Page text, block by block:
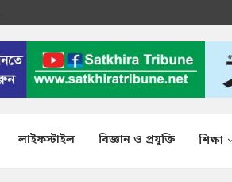
লাইফস্টাইল বিজ্ঞান ও প্রযুক্তি শিক্ষা